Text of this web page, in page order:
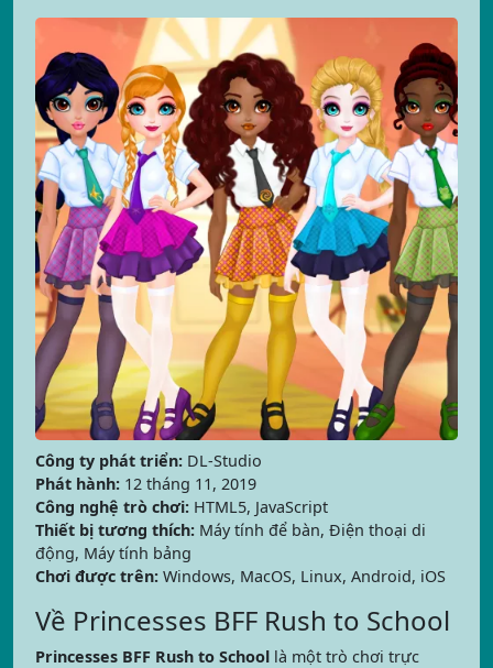
Công ty phát triển: DL-Studio
Phát hành: 12 tháng 11, 2019
Công nghệ trò chơi: HTML5, JavaScript
Thiết bị tương thích: Máy tính để bàn, Điện thoại di
động, Máy tính bảng
Chơi được trên: Windows, MacOS, Linux, Android, iOS
Về Princesses BFF Rush to School
Princesses BFF Rush to School là một trò chơi trực